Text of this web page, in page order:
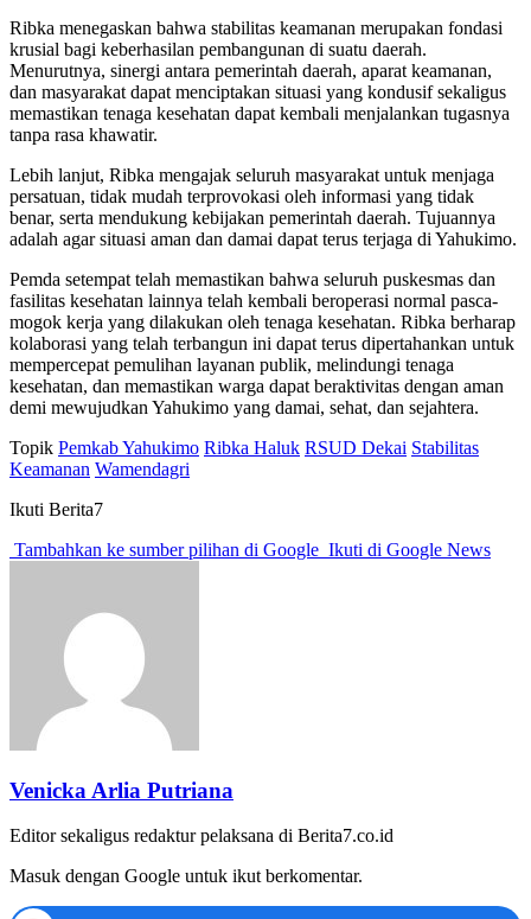
Ribka menegaskan bahwa stabilitas keamanan merupakan fondasi
krusial bagi keberhasilan pembangunan di suatu daerah.
Menurutnya, sinergi antara pemerintah daerah, aparat keamanan,
dan masyarakat dapat menciptakan situasi yang kondusif sekaligus
memastikan tenaga kesehatan dapat kembali menjalankan tugasnya
tanpa rasa khawatir.
Lebih lanjut, Ribka mengajak seluruh masyarakat untuk menjaga
persatuan, tidak mudah terprovokasi oleh informasi yang tidak
benar, serta mendukung kebijakan pemerintah daerah. Tujuannya
adalah agar situasi aman dan damai dapat terus terjaga di Yahukimo.
Pemda setempat telah memastikan bahwa seluruh puskesmas dan
fasilitas kesehatan lainnya telah kembali beroperasi normal pasca-
mogok kerja yang dilakukan oleh tenaga kesehatan. Ribka berharap
kolaborasi yang telah terbangun ini dapat terus dipertahankan untuk
mempercepat pemulihan layanan publik, melindungi tenaga
kesehatan, dan memastikan warga dapat beraktivitas dengan aman
demi mewujudkan Yahukimo yang damai, sehat, dan sejahtera.
Topik Pemkab Yahukimo Ribka Haluk RSUD Dekai Stabilitas
Keamanan Wamendagri
Ikuti Berita7
Tambahkan ke sumber pilihan di Google Ikuti di Google News
Venicka Arlia Putriana
Editor sekaligus redaktur pelaksana di Berita7.co.id
Masuk dengan Google untuk ikut berkomentar.